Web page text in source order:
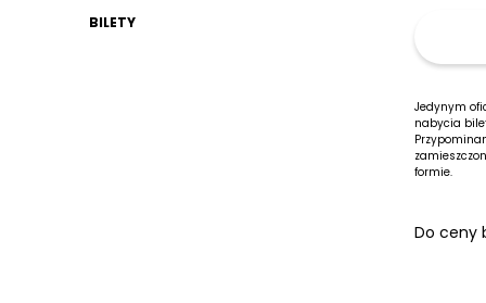
BILETY
Jedynym
nabycia
formie.
Do ceny